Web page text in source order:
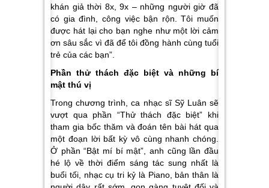
khán giả thời 8x, 9x – những người giờ đã
có gia đình, công việc bận rộn. Tôi muốn
được hát lại cho bạn nghe như một lời cảm
ơn sâu sắc vì đã để tôi đồng hành cùng tuổi
trẻ của các bạn”.
Phần thử thách đặc biệt và những bí
mật thú vị
Trong chương trình, ca nhạc sĩ Sỹ Luân sẽ
vượt qua phần “Thử thách đặc biệt” khi
tham gia bốc thăm và đoán tên bài hát qua
một đoạn lời bất kỳ vô cùng nhanh chóng.
Ở phần “Bật mí bí mật”, anh cũng lần đầu
hé lộ về thời điểm sáng tác sung nhất là
buổi tối, nhạc cụ tri kỷ là Piano, bản thân là